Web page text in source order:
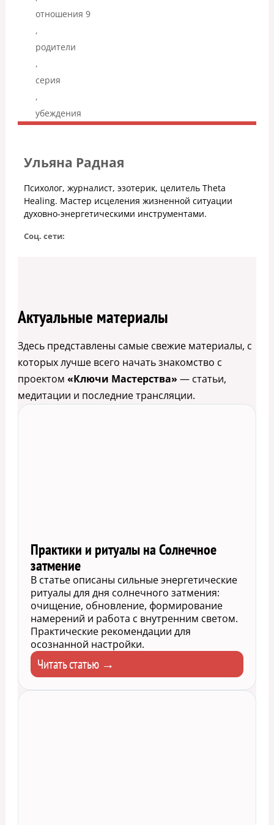
отношения 9
,
родители
,
серия
,
убеждения
Ульяна Радная
Психолог, журналист, эзотерик, целитель Theta
Healing. Мастер исцеления жизненной ситуации
духовно-энергетическими инструментами.
Соц. сети:
Актуальные материалы
Здесь представлены самые свежие материалы, с
которых лучше всего начать знакомство с
проектом «Ключи Мастерства» — статьи,
медитации и последние трансляции.
Практики и ритуалы на Солнечное
затмение
В статье описаны сильные энергетические
ритуалы для дня солнечного затмения:
очищение, обновление, формирование
намерений и работа с внутренним светом.
Практические рекомендации для
осознанной настройки.
Читать статью →